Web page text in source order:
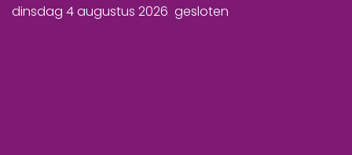
dinsdag 4 augustus 2026 gesloten